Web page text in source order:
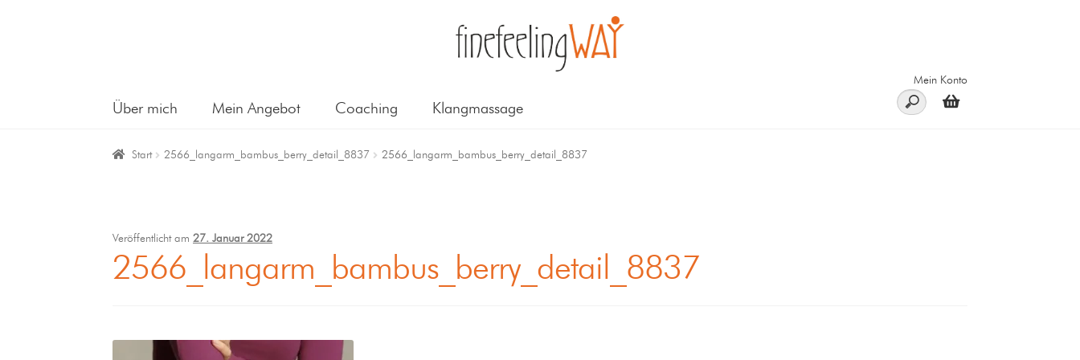
Über mich Mein Angebot Coaching Klangmassage
Mein Konto
Start 2566_langarm_bambus_berry_detail_8837 2566_langarm_bambus_berry_detail_8837
Veröffentlicht am27. Januar 2022
2566_langarm_bambus_berry_detail_8837